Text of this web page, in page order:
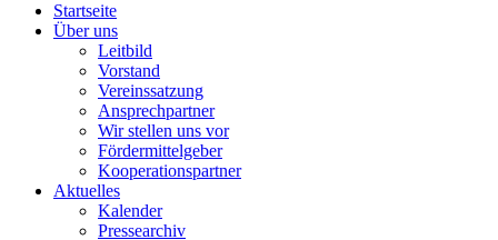
Startseite
Über uns
Leitbild
Vorstand
Vereinssatzung
Ansprechpartner
Wir stellen uns vor
Fördermittelgeber
Kooperationspartner
Aktuelles
Kalender
Pressearchiv